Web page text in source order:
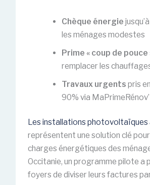
Chèque énergie
les ménages modestes
Prime « coup de pouce
remplacer les
Travaux urgents pris
90% via
Les installations photovoltaïques
représentent une solution clé
charges énergétiques des
Occitanie, un programme pilote a
foyers de diviser leurs factures